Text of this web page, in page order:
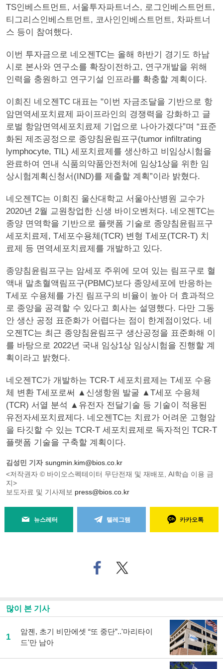
TS인베스트먼트, 서울투자파트너스, 로그인베스트먼트,
티그리스인베스트먼트, 코사인인베스트먼트, 차파트너
스 등이 참여했다.
이번 투자금으로 네오젠TC는 올해 하반기 경기도 하남
시로 본사와 연구소를 확장이전하고, 연구개발을 위해
인력을 충원하고 연구기설 인프라를 확충할 계획이다.
이희진 네오젠TC 대표는 "이번 자금조달을 기반으로 항
암면역세포치료제 파이프라인의 경쟁력을 강화하고 글
로벌 항암면역세포치료제 기업으로 나아가겠다”며 “표준
화된 제조공정으로 종양침윤림프구(tumor infiltrating
lymphocyte, TIL) 세포치료제를 생산하고 비임상시험을
완료하여 연내 식품의약품안전처에 임상1상을 위한 임
상시험계획신청서(IND)를 제출할 계획”이라 밝혔다.
네오젠TC는 이희진 울산대학교 서울아산병원 교수가
2020년 2월 교원창업한 신생 바이오벤처다. 네오젠TC는
종양 면역학을 기반으로 플랫폼 기술로 종양침윤림프구
세포치료제, T세포수용체(TCR) 변형 T세포(TCR-T) 치
료제 등 면역세포치료제를 개발하고 있다.
종양침윤림프구는 암세포 주위에 모여 있는 림프구로 혈
액내 말초혈액림프구(PBMC)보다 종양세포에 반응하는
T세포 수용체를 가진 림프구의 비율이 높아 더 효과적으
로 종양을 공격할 수 있다고 회사는 설명했다. 다만 그동
안 생산 공정 표준화가 어렵다는 점이 한계점이었다. 네
오젠TC는 최근 종양침윤림프구 생산공정을 표준화해 이
를 바탕으로 2022년 국내 임상1상 임상시험을 진행할 계
획이라고 밝혔다.
네오젠TC가 개발하는 TCR-T 세포치료제는 T세포 수용
체 변환 T세포로써 ▲신생항원 발굴 ▲T세포 수용체
(TCR) 서열 분석 ▲유전자 전달기술 등 기술이 적용된
유전자세포치료제다. 네오젠TC는 치료가 어려운 고형암
을 타깃할 수 있는 TCR-T 세포치료제로 독자적인 TCR-T
플랫폼 기술을 구축할 계획이다.
김성민 기자 sungmin.kim@bios.co.kr
<저작권자 © 바이오스펙테이터 무단전재 및 재배포, AI학습 이용 금
지>
보도자료 및 기사제보 press@bios.co.kr
뉴스레터 텔레그램 카카오톡
페
이
기
사
공
트위
터로
많이 본 기사
1
암젠, 초기 비만에셋 “또 중단”..'마리타이
드'만 남아